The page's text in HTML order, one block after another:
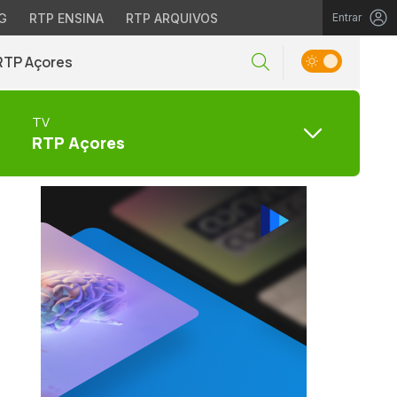
RTP ENSINA RTP ARQUIVOS Entrar
Açores
TV
RTP Açores